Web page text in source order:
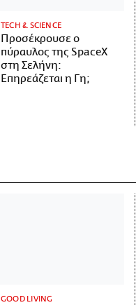
ΤECH & SCIENCE
Προσέκρουσε ο
πύραυλος της SpaceX
στη Σελήνη:
Επηρεάζεται η Γη;
GOOD LIVING